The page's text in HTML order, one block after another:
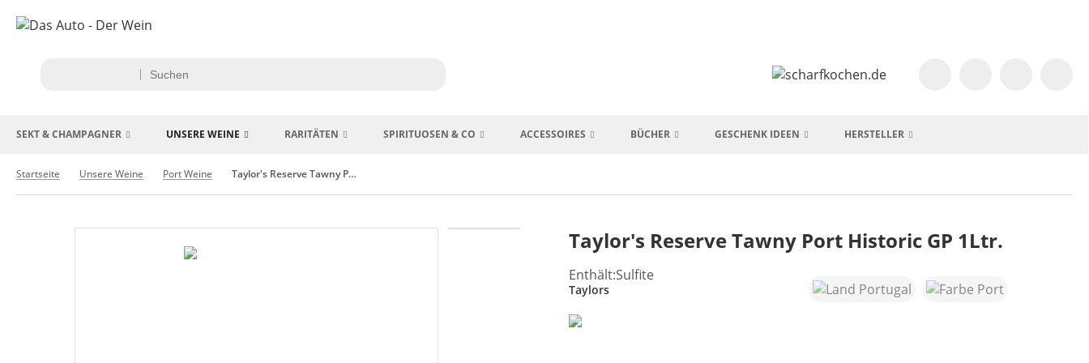
SEKT & CHAMPAGNER UNSERE WEINE RARITÄTEN SPIRITUOSEN & CO ACCESSOIRES BÜCHER GESCHENK IDEEN HERSTELLER
Startseite Unsere Weine Port Weine Taylor's Reserve Tawny Port Historic GP 1Ltr.
Taylor's Reserve Tawny Port Historic GP 1Ltr.
Enthält:Sulfite
Taylors